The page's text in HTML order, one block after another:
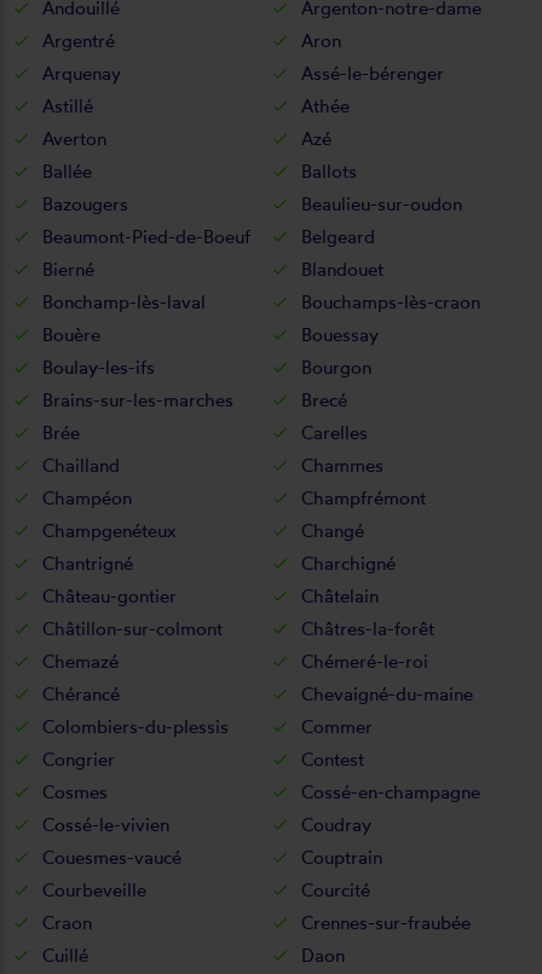
Andouillé
Argenton-notre-dame
Argentré
Aron
Arquenay
Assé-le-bérenger
Astillé
Athée
Averton
Azé
Ballée
Ballots
Bazougers
Beaulieu-sur-oudon
Beaumont-Pied-de-Boeuf
Belgeard
Bierné
Blandouet
Bonchamp-lès-laval
Bouchamps-lès-craon
Bouère
Bouessay
Boulay-les-ifs
Bourgon
Brains-sur-les-marches
Brecé
Brée
Carelles
Chailland
Chammes
Champéon
Champfrémont
Champgenéteux
Changé
Chantrigné
Charchigné
Château-gontier
Châtelain
Châtillon-sur-colmont
Châtres-la-forêt
Chemazé
Chémeré-le-roi
Chérancé
Chevaigné-du-maine
Colombiers-du-plessis
Commer
Congrier
Contest
Cosmes
Cossé-en-champagne
Cossé-le-vivien
Coudray
Couesmes-vaucé
Couptrain
Courbeveille
Courcité
Craon
Crennes-sur-fraubée
Cuillé
Daon